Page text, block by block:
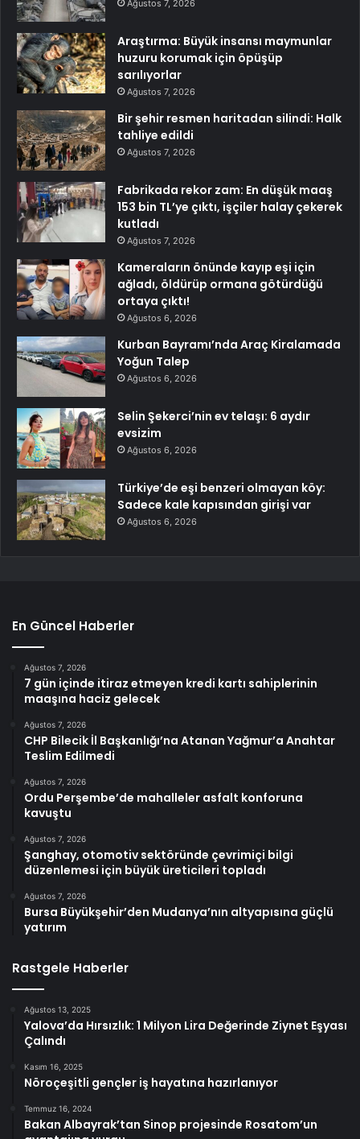
Ağustos 7, 2026
Araştırma: Büyük insansı maymunlar
huzuru korumak için öpüşüp
sarılıyorlar
Ağustos 7, 2026
Bir şehir resmen haritadan silindi: Halk
tahliye edildi
Ağustos 7, 2026
Fabrikada rekor zam: En düşük maaş
153 bin TL’ye çıktı, işçiler halay çekerek
kutladı
Ağustos 7, 2026
Kameraların önünde kayıp eşi için
ağladı, öldürüp ormana götürdüğü
ortaya çıktı!
Ağustos 6, 2026
Kurban Bayramı’nda Araç Kiralamada
Yoğun Talep
Ağustos 6, 2026
Selin Şekerci’nin ev telaşı: 6 aydır
evsizim
Ağustos 6, 2026
Türkiye’de eşi benzeri olmayan köy:
Sadece kale kapısından girişi var
Ağustos 6, 2026
En Güncel Haberler
Ağustos 7, 2026
7 gün içinde itiraz etmeyen kredi kartı sahiplerinin
maaşına haciz gelecek
Ağustos 7, 2026
CHP Bilecik İl Başkanlığı’na Atanan Yağmur’a Anahtar
Teslim Edilmedi
Ağustos 7, 2026
Ordu Perşembe’de mahalleler asfalt konforuna
kavuştu
Ağustos 7, 2026
Şanghay, otomotiv sektöründe çevrimiçi bilgi
düzenlemesi için büyük üreticileri topladı
Ağustos 7, 2026
Bursa Büyükşehir’den Mudanya’nın altyapısına güçlü
yatırım
Rastgele Haberler
Ağustos 13, 2025
Yalova’da Hırsızlık: 1 Milyon Lira Değerinde Ziynet Eşyası
Çalındı
Kasım 16, 2025
Nöroçeşitli gençler iş hayatına hazırlanıyor
Temmuz 16, 2024
Bakan Albayrak’tan Sinop projesinde Rosatom’un